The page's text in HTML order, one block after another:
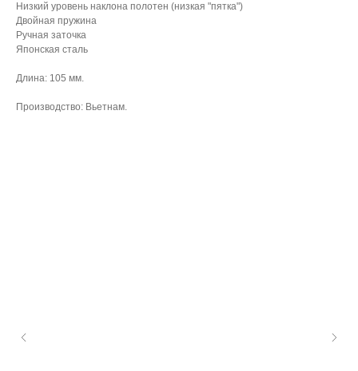
Низкий уровень наклона полотен (низкая "пятка")
Двойная пружина
Ручная заточка
Японская сталь
Длина: 105 мм.
Производство: Вьетнам.